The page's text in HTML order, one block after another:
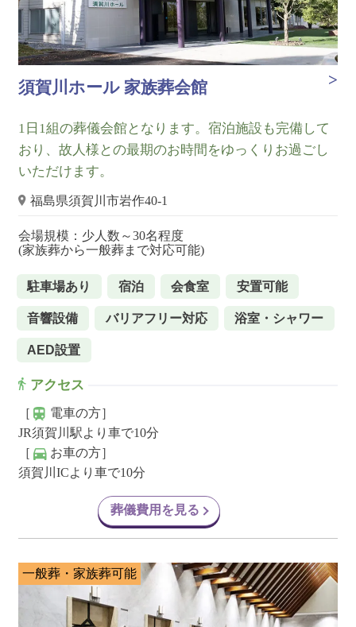
須賀川ホール 家族葬会館
1日1組の葬儀会館となります。宿泊施設も完備して
おり、故人様との最期のお時間をゆっくりお過ごし
いただけます。
福島県須賀川市岩作40-1
会場規模：少人数～30名程度
(家族葬から一般葬まで対応可能)
駐車場あり 宿泊 会食室 安置可能
音響設備 バリアフリー対応 浴室・シャワー
AED設置
アクセス
［
電車の方］
JR須賀川駅より車で10分
［
お車の方］
須賀川ICより車で10分
葬儀費用を見る
一般葬・家族葬可能